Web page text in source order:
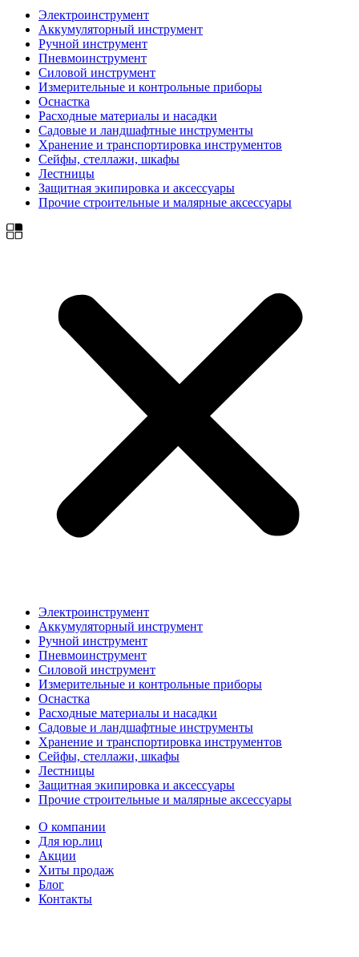
Электроинструмент
Аккумуляторный инструмент
Ручной инструмент
Пневмоинструмент
Силовой инструмент
Измерительные и контрольные приборы
Оснастка
Расходные материалы и насадки
Садовые и ландшафтные инструменты
Хранение и транспортировка инструментов
Сейфы, стеллажи, шкафы
Лестницы
Защитная экипировка и аксессуары
Прочие строительные и малярные аксессуары
Электроинструмент
Аккумуляторный инструмент
Ручной инструмент
Пневмоинструмент
Силовой инструмент
Измерительные и контрольные приборы
Оснастка
Расходные материалы и насадки
Садовые и ландшафтные инструменты
Хранение и транспортировка инструментов
Сейфы, стеллажи, шкафы
Лестницы
Защитная экипировка и аксессуары
Прочие строительные и малярные аксессуары
О компании
Для юр.лиц
Акции
Хиты продаж
Блог
Контакты